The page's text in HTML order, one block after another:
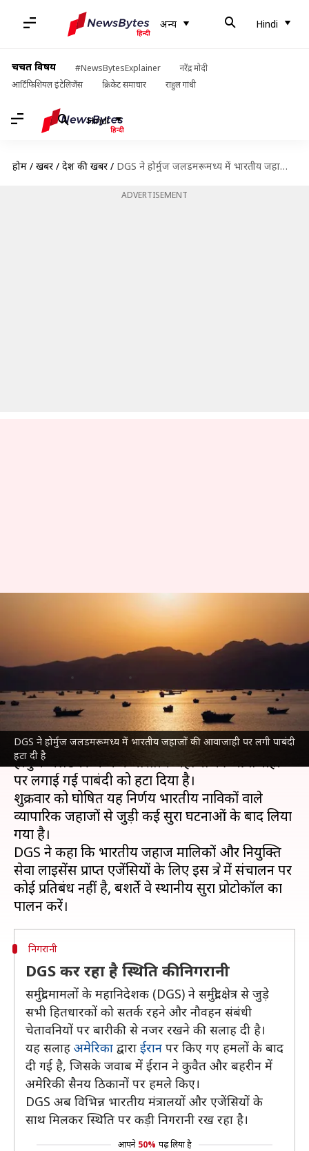
अन्य Hindi
चर्चित विषय #NewsBytesExplainer
नरेंद्र मोदी
आर्टिफिशियल इंटेलिजेंस
क्रिकेट समाचार राहुल गांधी
Hindi
होम / खबरें / देश की खबरें / DGS ने होर्मुज जलडमरूमध्य में भारतीय जहाजों की आवाजाही पर लगी पाबंदी हटाई
ADVERTISEMENT
DGS ने होर्मुज जलडमरूमध्य में भारतीय जहाजों की आवाजाही पर लगी पाबंदी
हटा दी है
DGS ने होर्मुज जलडमरूमध्य में
भारतीय जहाजों की आवाजाही पर
लगी पाबंदी हटाई
क्या है खबर?
जहाजरानी महानिदेशालय (DGS) ने खाड़ी क्षेत्र में स्थित
होर्मुज जलडमरूमध्य में भारतीय जहाजों की आवाजाही
पर लगाई गई पाबंदी को हटा दिया है।
शुक्रवार को घोषित यह निर्णय भारतीय नाविकों वाले
व्यापारिक जहाजों से जुड़ी कई सुरक्षा घटनाओं के बाद लिया
गया है।
DGS ने कहा कि भारतीय जहाज मालिकों और नियुक्ति
सेवा लाइसेंस प्राप्त एजेंसियों के लिए इस क्षेत्र में संचालन पर
कोई प्रतिबंध नहीं है, बशर्ते वे स्थानीय सुरक्षा प्रोटोकॉल का
निगरानी
DGS कर रहा है स्थिति की निगरानी
समुद्री मामलों के महानिदेशक (DGS) ने समुद्री क्षेत्र से जुड़े
सभी हितधारकों को सतर्क रहने और नौवहन संबंधी
चेतावनियों पर बारीकी से नजर रखने की सलाह दी है।
यह सलाह अमेरिका द्वारा ईरान पर किए गए हमलों के बाद
दी गई है, जिसके जवाब में ईरान ने कुवैत और बहरीन में
अमेरिकी सैनय ठिकानों पर हमले किए।
DGS अब विभिन्न भारतीय मंत्रालयों और एजेंसियों के
साथ मिलकर स्थिति पर कड़ी निगरानी रख रहा है।
आपने 50% पढ़ लिया है